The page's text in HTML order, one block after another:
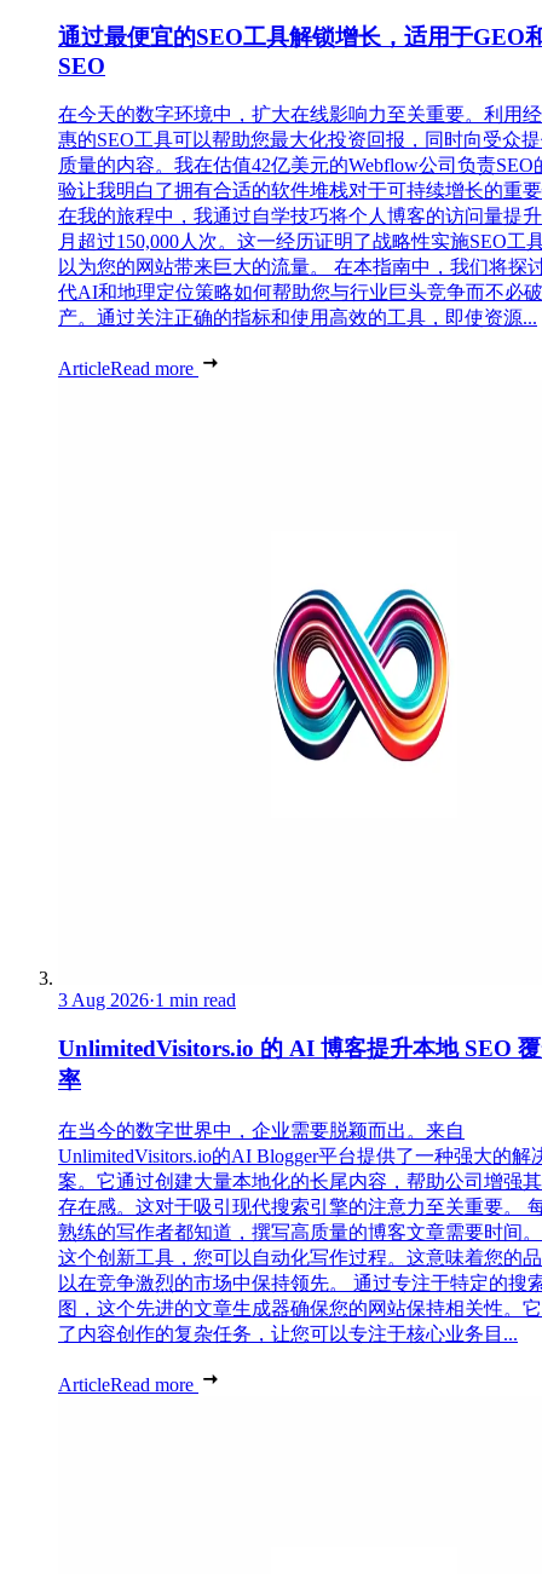
通过最便宜的SEO工具解锁增长，适用于GEO
SEO
在今天的数字环境中，扩大在线影响力至关重要。利用
惠的SEO工具可以帮助您最大化投资回报，同时向受众
质量的内容。我在估值42亿美元的Webflow公司负责SEO
验让我明白了拥有合适的软件堆栈对于可持续增长的重
在我的旅程中，我通过自学技巧将个人博客的访问量提
月超过150,000人次。这一经历证明了战略性实施SEO工
以为您的网站带来巨大的流量。 在本指南中，我们将探
代AI和地理定位策略如何帮助您与行业巨头竞争而不必破
产。通过关注正确的指标和使用高效的工具，即使资源...
ArticleRead more
3 Aug 2026·1 min read
UnlimitedVisitors.io 的 AI 博客提升本地 SEO
率
在当今的数字世界中，企业需要脱颖而出。来自
UnlimitedVisitors.io的AI Blogger平台提供了一种强大的解
案。它通过创建大量本地化的长尾内容，帮助公司增强
存在感。这对于吸引现代搜索引擎的注意力至关重要。
熟练的写作者都知道，撰写高质量的博客文章需要时间
这个创新工具，您可以自动化写作过程。这意味着您的
以在竞争激烈的市场中保持领先。 通过专注于特定的搜
图，这个先进的文章生成器确保您的网站保持相关性。
了内容创作的复杂任务，让您可以专注于核心业务目...
ArticleRead more